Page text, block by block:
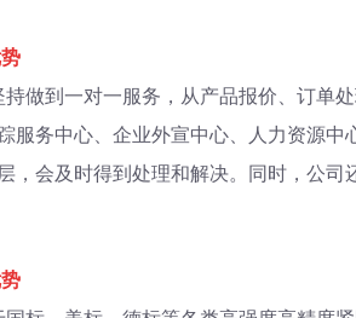
做到一对一服务，从产品报价、订单处
服务中心、企业外宣中心、人力资源
，会及时得到处理和解决。同时，公